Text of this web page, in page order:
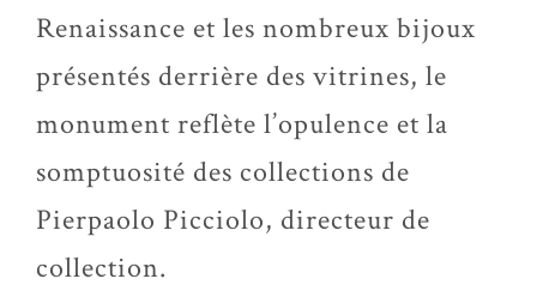
Renaissance et les nombreux bijoux
présentés derrière des vitrines, le
monument reflète l’opulence et la
somptuosité des collections de
Pierpaolo Picciolo, directeur de
collection.